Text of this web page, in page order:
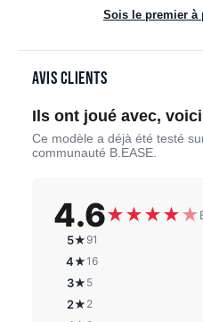
Sois le premier à
Avis clients
Ils ont joué avec,
Ce modèle a déjà été testé
communauté B.EASE.
4.6★★★★★
5★ 91
4★16
3★ 5
2★ 2